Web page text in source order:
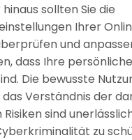
sollten Sie die
Ihrer
und
dass Ihre
Die bewusste
Verständnis der
sind
zu